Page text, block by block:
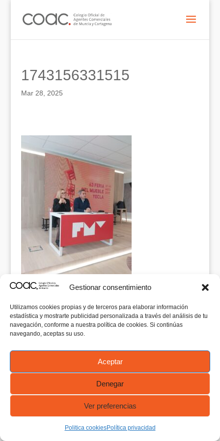
Gestionar consentimiento
Utilizamos cookies propias y de terceros para elaborar información
estadística y mostrarte publicidad personalizada a través del análisis de tu
navegación, conforme a nuestra política de cookies. Si continúas
navegando, aceptas su uso.
Aceptar
Denegar
Ver preferencias
Politica cookiesPolítica privacidad
1743156331515
Mar 28, 2025